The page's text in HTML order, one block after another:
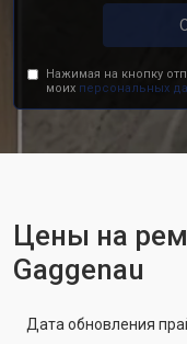
Нажимая на кнопку
моих персональных
Цены на
Gaggenau
Дата обновления